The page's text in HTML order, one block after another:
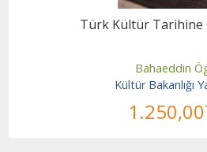
Türk Kültür Tarihine
Bahaeddin
Kültür Bakanlığı
1.250,00